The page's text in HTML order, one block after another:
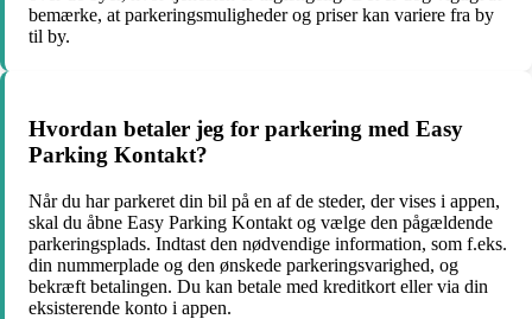
bemærke, at parkeringsmuligheder og priser kan variere fra by
til by.
Hvordan betaler jeg for parkering med Easy
Parking Kontakt?
Når du har parkeret din bil på en af de steder, der vises i appen,
skal du åbne Easy Parking Kontakt og vælge den pågældende
parkeringsplads. Indtast den nødvendige information, som f.eks.
din nummerplade og den ønskede parkeringsvarighed, og
bekræft betalingen. Du kan betale med kreditkort eller via din
eksisterende konto i appen.